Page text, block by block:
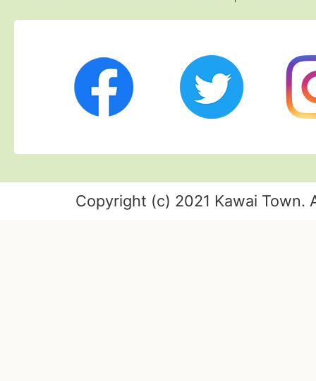
Facebook Twitter
Copyright (c) 2021 Kawai Town.